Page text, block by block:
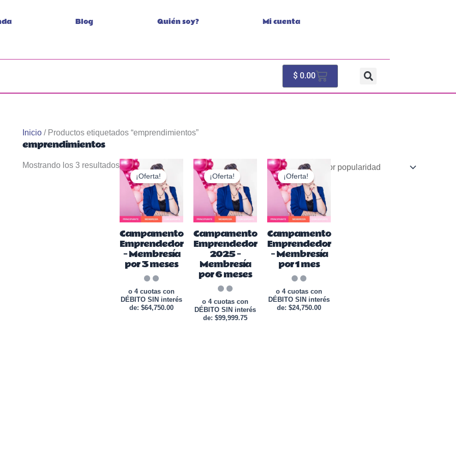
Blog Quién soy? Mi cuenta
$0.00Cart
Inicio / Productos etiquetados “emprendimientos”
emprendimientos
Mostrando los 3 resultados
¡Oferta!
Campamento
Emprendedor
– Membresía
por 3 meses
o 4 cuotas con
DÉBITO SIN interés
de: $64,750.00
¡Oferta!
Campamento
Emprendedor
2025 –
Membresía
por 6 meses
o 4 cuotas con
DÉBITO SIN interés
de: $99,999.75
¡Oferta!
Campamento
Emprendedor
– Membresía
por 1 mes
o 4 cuotas con
DÉBITO SIN interés
de: $24,750.00